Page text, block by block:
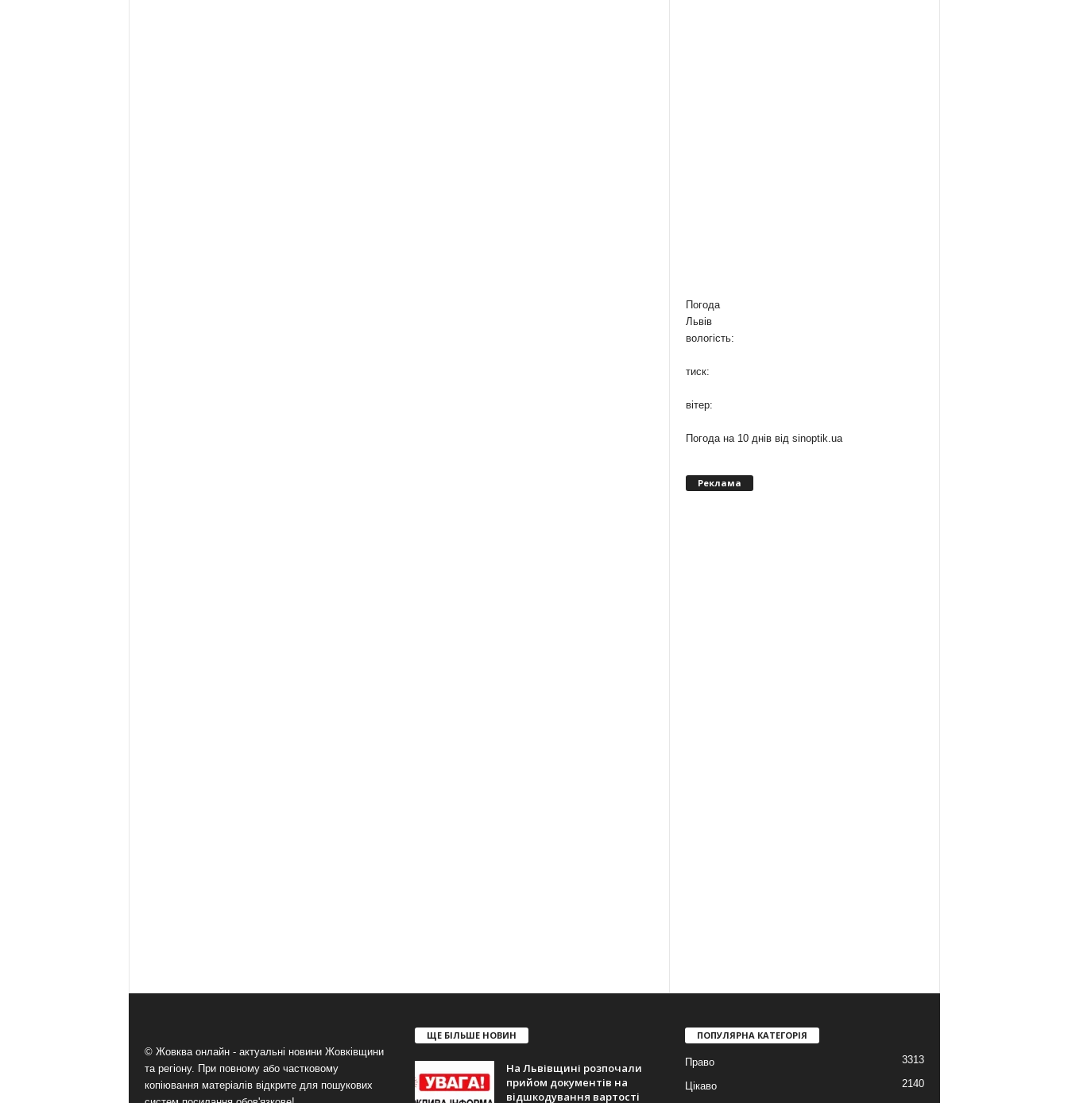
Погода
Львів
вологість:
тиск:
вітер:
Погода на 10 днів від sinoptik.ua
Реклама
© Жовква онлайн - актуальні новини Жовківщини
та регіону. При повному або частковому
копіювання матеріалів відкрите для пошукових
ЩЕ БІЛЬШЕ НОВИН
На Львівщині розпочали
прийом документів на
відшкодування вартості
ПОПУЛЯРНА КАТЕГОРІЯ
Право 3313
Цікаво
2140